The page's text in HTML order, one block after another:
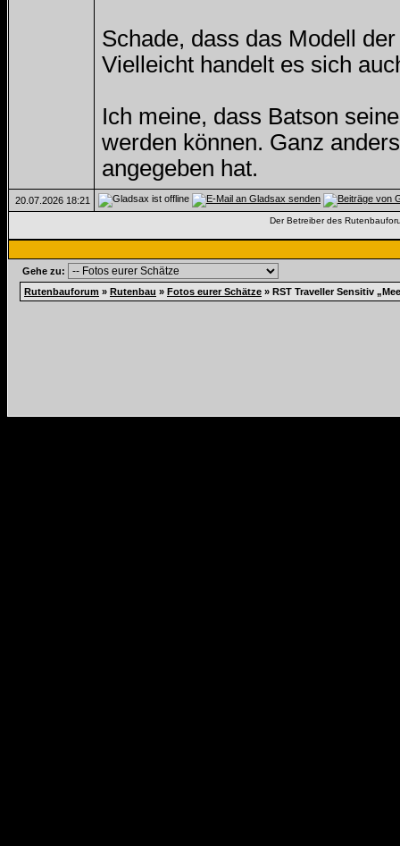
Schade, dass das Modell
Vielleicht handelt es sich
Ich meine, dass Batson
werden können. Ganz
angegeben hat.
20.07.2026 18:21
Der Betreiber des
Gehe zu:
Rutenbauforum » Rutenbau » Fotos eurer Schätze » RST Traveller Sensitiv